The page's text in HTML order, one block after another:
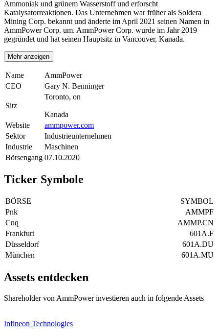
Ammoniak und grünem Wasserstoff und erforscht
Katalysatorreaktionen. Das Unternehmen war früher als Soldera
Mining Corp. bekannt und änderte im April 2021 seinen Namen in
AmmPower Corp. um. AmmPower Corp. wurde im Jahr 2019
gegründet und hat seinen Hauptsitz in Vancouver, Kanada.
Mehr anzeigen
Name
AmmPower
CEO
Gary N. Benninger
Sitz
Toronto, on
Kanada
Website
ammpower.com
Sektor
Industrieunternehmen
Industrie
Maschinen
Börsengang 07.10.2020
Ticker Symbole
BÖRSE
SYMBOL
Pnk
AMMPF
Cnq
AMMP.CN
Frankfurt
601A.F
Düsseldorf
601A.DU
München
601A.MU
Assets entdecken
Shareholder von AmmPower investieren auch in folgende Assets
Infineon Technologies